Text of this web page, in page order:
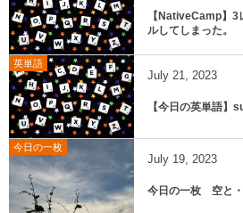
【NativeCamp】
ルしてしまった。
英単語
July 21, 2023
【今日の英単語
今日の一枚
July 19, 2023
今日の一枚 空と・